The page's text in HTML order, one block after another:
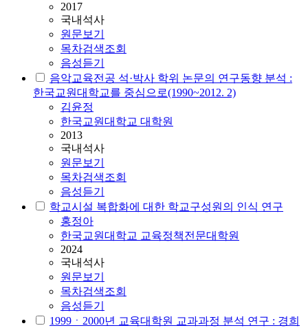
2017
국내석사
원문보기
목차검색조회
음성듣기
음악교육전공 석·박사 학위 논문의 연구동향 분석 :
한국교원대학교를 중심으로(1990~2012. 2)
김윤정
한국교원대학교 대학원
2013
국내석사
원문보기
목차검색조회
음성듣기
학교시설 복합화에 대한 학교구성원의 인식 연구
홍정아
한국교원대학교 교육정책전문대학원
2024
국내석사
원문보기
목차검색조회
음성듣기
1999ㆍ2000년 교육대학원 교과과정 분석 연구 : 경희